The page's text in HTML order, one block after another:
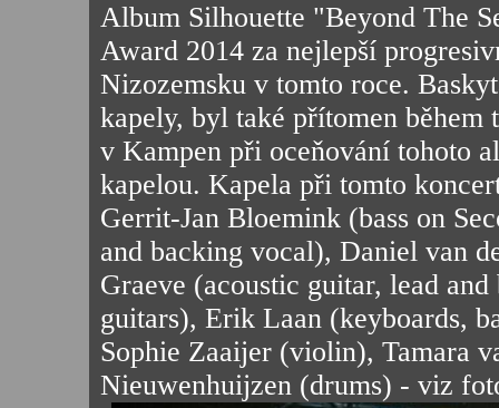
Album Silhouette "Beyond The
Award 2014 za nejlepší
Nizozemsku v tomto roce.
kapely, byl také přítomen
v Kampen při oceňování tohoto
kapelou. Kapela při tomto
Gerrit-Jan Bloemink (bass on
and backing vocal), Daniel van
Graeve (acoustic guitar, lead
guitars), Erik Laan (keyboards,
Sophie Zaaijer (violin), Tamara
Nieuwenhuijzen (drums) - viz